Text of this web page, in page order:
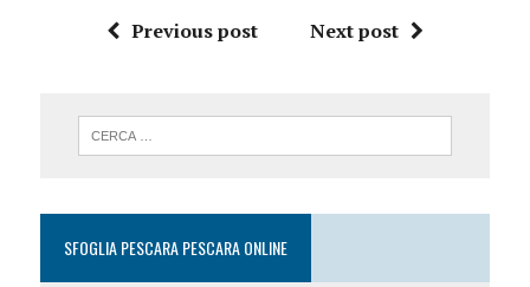
Previous post Next post
SFOGLIA PESCARA PESCARA ONLINE